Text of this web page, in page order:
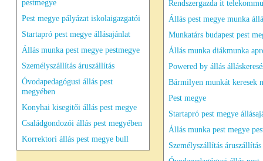
pestmegye
Pest megye pályázat iskolaigazgatói
Startapró pest megye állásajánlat
Állás munka pest megye pestmegye
Személyszállítás áruszállítás
Óvodapedagógusi állás pest
megyében
Konyhai kisegitői állás pest megye
Családgondozói állás pest megyében
Korrektori állás pest megye bull
Rendszergazda it
Állás pest megye munka
Munkatárs budapest pest
Állás munka diákmunka
Powered by állás
Bármilyen munkát keresek
Pest megye
Startapró pest megye
Állás munka pest megye
Személyszállítás áruszállítás